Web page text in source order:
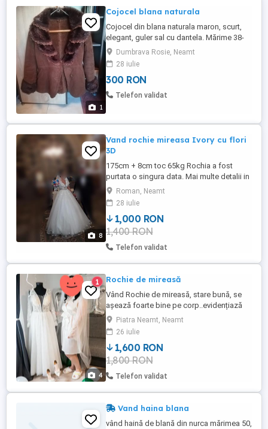
1
Cojocel blana naturala
Cojocel din blana naturala maron, scurt,
elegant, guler sal cu dantela. Mărime 38-
40,stare f.buna
Dumbrava Rosie, Neamt
28 iulie
300 RON
Telefon validat
8
Vand rochie mireasa Ivory cu flori
3D
175cm + 8cm toc 65kg Rochia a fost
purtata o singura data. Mai multe detalii in
privatRoman, Neamt
28 iulie
1,000 RON
1,400 RON
Telefon validat
4
1 Rochie de mireasă
Vând Rochie de mireasă, stare bună, se
așează foarte bine pe corp..evidențiază
talia,are corset reglabil și se incheie cu
nasturi la spate iar mânecile sunt mai
lărguțe,mărimea este 48, este potrivită
pentru înălțimea de 160 cm,prețul este de
1600 lei, se poate proba în PiatraNeamț,
pentru mai multe ...
Piatra Neamt, Neamt
26 iulie
1,600 RON
1,800 RON
Telefon validat
Vand haina blana
vând haină de blană din nurca mărimea 50,